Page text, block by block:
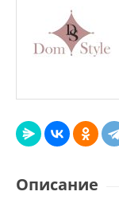
Описание